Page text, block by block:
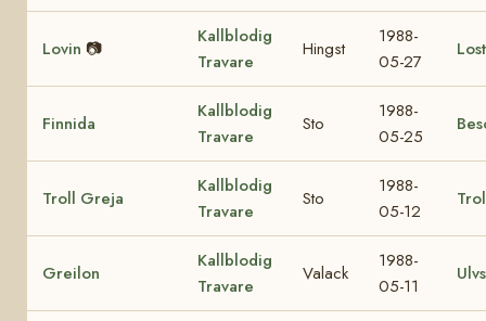
Lovin 📷
Kallblodig
Travare
Hingst
1988-
05-27
Finnida
Kallblodig
Travare
Sto
1988-
05-25
Troll Greja
Kallblodig
Travare
Sto
1988-
05-12
Greilon
Kallblodig
Travare
Valack
1988-
05-11